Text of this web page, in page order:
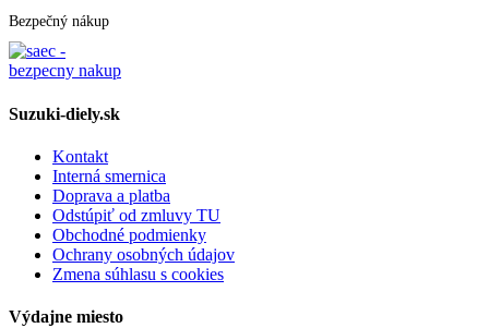
Bezpečný nákup
Suzuki-diely.sk
Kontakt
Interná smernica
Doprava a platba
Odstúpiť od zmluvy TU
Obchodné podmienky
Ochrany osobných údajov
Zmena súhlasu s cookies
Výdajne miesto